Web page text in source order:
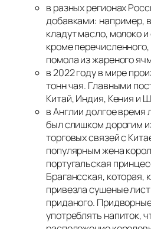
в разных регионах
добавками: например,
кладут масло, молоко и
кроме перечисленного,
помола из жареного
в 2022 году в мире
тонн чая. Главными
Китай, Индия, Кения и
в Англии долгое
был слишком дорогим
торговых связей с
популярным жена
португальская
Брагансская, которая,
привезла сушеные
приданого.
употреблять напиток,